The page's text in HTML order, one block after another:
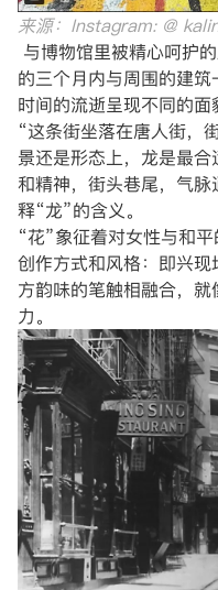
来源：Instagram: @
与博物馆里被精心呵护
的三个月内与周围的建
时间的流逝呈现不同的面
“这条街坐落在唐人街，
景还是形态上，龙是最
和精神，街头巷尾，气
释“龙”的含义。
“花”象征着对女性与和
创作方式和风格：即兴
方韵味的笔触相融合，
力。